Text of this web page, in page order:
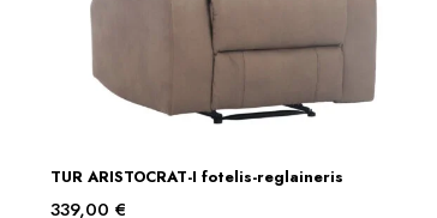
PASIRINKTI SAVYBES
product
TUR ARISTOCRAT-I fotelis-reglaineris
339,00 €